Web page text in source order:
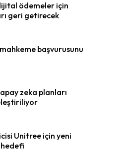
ödemeler için
geri getirecek
başvurusunu
zeka planları
Unitree için yeni